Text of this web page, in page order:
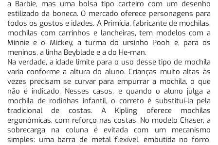
a Barbie, mas uma bolsa tipo carteiro com um desenho
estilizado da boneca. O mercado oferece personagens para
todos os gostos e idades. A Primícia, fabricante de mochilas,
mochilas com carrinhos e lancheiras, tem modelos com a
Minnie e o Mickey, a turma do ursinho Pooh e, para os
meninos, a linha Beyblade e a do He-man.
Na verdade, a idade limite para o uso desse tipo de mochila
varia conforme a altura do aluno. Crianças muito altas às
vezes precisam se curvar para empurrar a mochila, o que
não é indicado. Nesses casos, e quando o aluno julga a
mochila de rodinhas infantil, o correto é substituí-la pela
tradicional de costas. A Kipling oferece mochilas
ergonômicas, com reforço nas costas. No modelo Chaser, a
sobrecarga na coluna é evitada com um mecanismo
simples: uma barra de metal flexível, embutida no forro,